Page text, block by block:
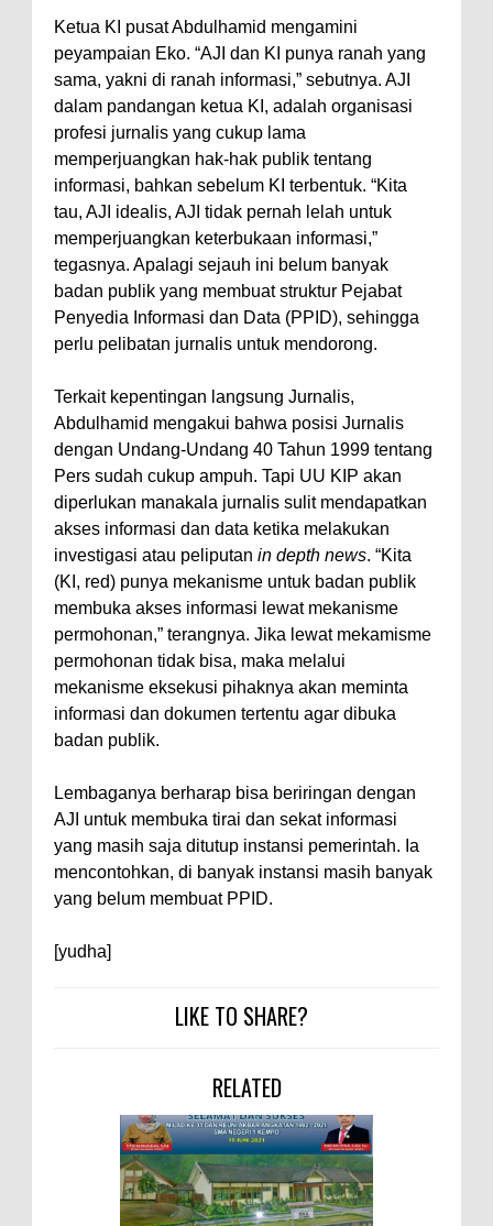
Landasan Utama
Kado HUT Bhayangkara Ke-80,
Kapolres Bima Pimpin Kenaikan
Pangkat 42 Personel
Bakti Sosial Bhayangkara Ke-80,
Satsamapta Polres Bima Bantu
Warga Dena Hadapi Krisis Air
Bersih
Polsek Bolo Bongkar Peredaran
Sabu di Tambe, 2 Pria
Sabu Siap Edar
SIGAPUAN dan Ikhtiar Kota Bima
Menjemput Korban Kekerasan
Ketua KI pusat Abdulhamid mengamini
peyampaian Eko. “AJI dan KI punya ranah yang
sama, yakni di ranah informasi,” sebutnya. AJI
dalam pandangan ketua KI, adalah organisasi
profesi jurnalis yang cukup lama
memperjuangkan hak-hak publik tentang
informasi, bahkan sebelum KI terbentuk. “Kita
tau, AJI idealis, AJI tidak pernah lelah untuk
memperjuangkan keterbukaan informasi,”
tegasnya. Apalagi sejauh ini belum banyak
badan publik yang membuat struktur Pejabat
Penyedia Informasi dan Data (PPID), sehingga
perlu pelibatan jurnalis untuk mendorong.
Terkait kepentingan langsung Jurnalis,
Abdulhamid mengakui bahwa posisi Jurnalis
dengan Undang-Undang 40 Tahun 1999 tentang
Pers sudah cukup ampuh. Tapi UU KIP akan
diperlukan manakala jurnalis sulit mendapatkan
akses informasi dan data ketika melakukan
investigasi atau peliputan in depth news. “Kita
(KI, red) punya mekanisme untuk badan publik
membuka akses informasi lewat mekanisme
permohonan,” terangnya. Jika lewat mekamisme
permohonan tidak bisa, maka melalui
mekanisme eksekusi pihaknya akan meminta
informasi dan dokumen tertentu agar dibuka
badan publik.
Lembaganya berharap bisa beriringan dengan
AJI untuk membuka tirai dan sekat informasi
yang masih saja ditutup instansi pemerintah. Ia
mencontohkan, di banyak instansi masih banyak
yang belum membuat PPID.
[yudha]
LIKE TO SHARE?
RELATED